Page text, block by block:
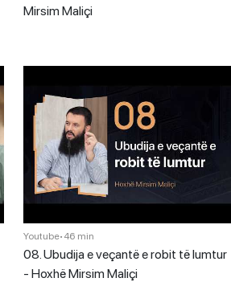
Mirsim Maliçi
Youtube• 46 min
08. Ubudija e veçantë e robit të lumtur
- Hoxhë Mirsim Maliçi